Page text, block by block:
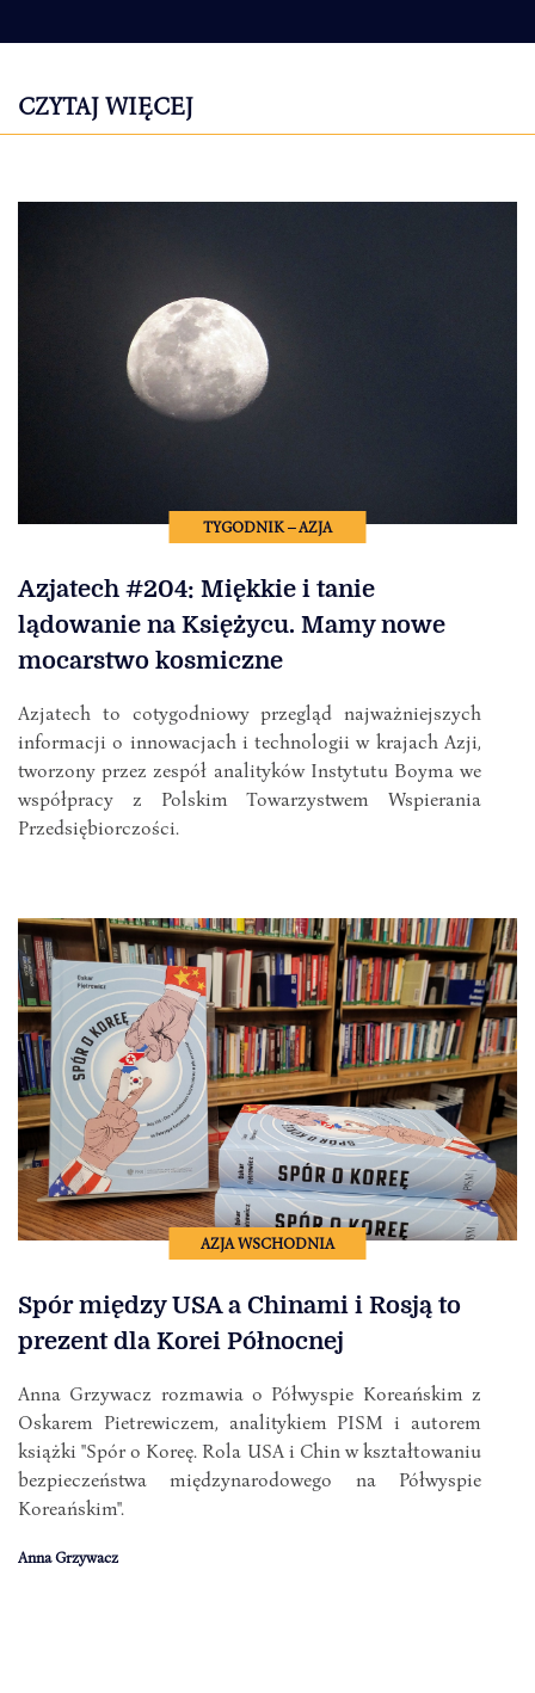
CZYTAJ WIĘCEJ
TYGODNIK – AZJA
Azjatech #204: Miękkie i tanie
lądowanie na Księżycu. Mamy nowe
mocarstwo kosmiczne
Azjatech to cotygodniowy przegląd najważniejszych
informacji o innowacjach i technologii w krajach Azji,
tworzony przez zespół analityków Instytutu Boyma we
współpracy z Polskim Towarzystwem Wspierania
Przedsiębiorczości.
AZJA WSCHODNIA
Spór między USA a Chinami i Rosją to
prezent dla Korei Północnej
Anna Grzywacz rozmawia o Półwyspie Koreańskim z
Oskarem Pietrewiczem, analitykiem PISM i autorem
książki "Spór o Koreę. Rola USA i Chin w kształtowaniu
bezpieczeństwa międzynarodowego na Półwyspie
Koreańskim".
Anna Grzywacz